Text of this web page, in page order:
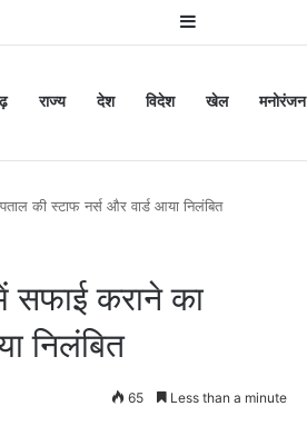
Sidebar
राज्य देश विदेश खेल मनोरंजन
की स्टाफ नर्स और वार्ड आया निलंबित
कराने का
निलंबित
65 Less than a minute